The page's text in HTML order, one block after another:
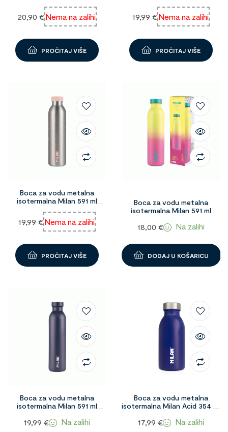
20,90 €Nema na zalihi
PROČITAJ VIŠE
19,99 €Nema na zalihi
PROČITAJ VIŠE
Boca za vodu metalna
isotermalna Milan 591 ml
19,99 €Nema na zalihi
PROČITAJ VIŠE
Boca za vodu metalna
isotermalna Milan 591 ml
18,00€ Na zalihi
DODAJ U KOŠARICU
Boca za vodu metalna
isotermalna Milan 591 ml
19,99€ Na zalihi
Boca za vodu metalna
isotermalna Milan Acid 354 ml
17,99€ Na zalihi